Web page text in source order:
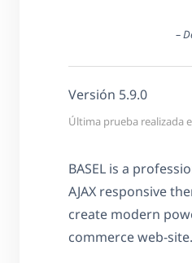
–
Versión 5.9.0
Última prueba realizada
BASEL is a
AJAX responsive
create modern
commerce web-site.